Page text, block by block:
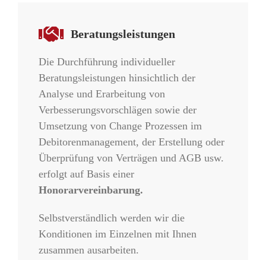
Beratungsleistungen
Die Durchführung individueller
Beratungsleistungen hinsichtlich der
Analyse und Erarbeitung von
Verbesserungsvorschlägen sowie der
Umsetzung von Change Prozessen im
Debitorenmanagement, der Erstellung oder
Überprüfung von Verträgen und AGB usw.
erfolgt auf Basis einer
Honorarvereinbarung.
Selbstverständlich werden wir die
Konditionen im Einzelnen mit Ihnen
zusammen ausarbeiten.